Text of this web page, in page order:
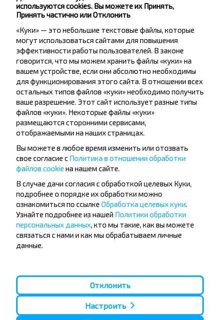
Пинск
Мелковичи, поворот, Солигорский р-н МИНСКАЯ ОБЛ.
Купить
Хотите
путешествовать
дешевле?
Не пропусти специальные акции, скидки и
другие интересные предложения INFOBUS.
путешествуй с нами дешевле!
Вопрос - Ответ
используются cookies. Вы можете их Принять,
Принять частично или Отклонить
«Куки» — это небольшие текстовые файлы, которые
могут использоваться сайтами для повышения
эффективности работы пользователей. В законе
говорится, что мы можем хранить файлы «куки» на
вашем устройстве, если они абсолютно необходимы
для функционирования этого сайта. В отношении всех
остальных типов файлов «куки» необходимо получить
ваше разрешение. Этот сайт использует разные типы
файлов «куки». Некоторые файлы «куки»
размещаются сторонними сервисами,
отображаемыми на наших страницах.
Вы можете в любое время изменить или отозвать
свое согласие с Политика в отношении обработки
файлов cookie на нашем сайте.
В случае дачи согласия с обработкой целевых Куки,
подробнее о порядке их обработки можно
ознакомиться по ссылке Обработка целевых куки.
Узнайте подробнее из нашей Политики обработки
персональных данных, кто мы такие, как вы можете
связаться с нами и как мы обрабатываем личные
данные.
Отклонить
Настроить